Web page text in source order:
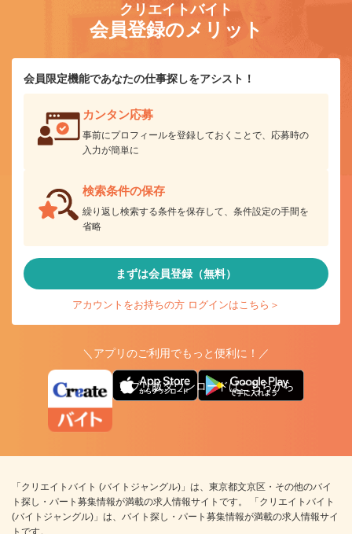
クリエイトバイト
会員登録のメリット
会員限定機能であなたの仕事探しをアシスト！
カンタン応募
事前にプロフィールを登録しておくことで、応募時の
入力が簡単に
検索条件の保存
繰り返し検索する条件を保存して、条件設定の手間を
省略
まずは会員登録（無料）
アカウントをお持ちの方 ログインはこちら＞
＼アプリのご利用でもっと便利に！／
アプリ版ダウンロードはこちらから
「クリエイトバイト (バイトジャングル)」は、東京都文京区・その他のバイ
ト探し・パート募集情報が満載の求人情報サイトです。 「クリエイトバイト
(バイトジャングル)」は、バイト探し・パート募集情報が満載の求人情報サイ